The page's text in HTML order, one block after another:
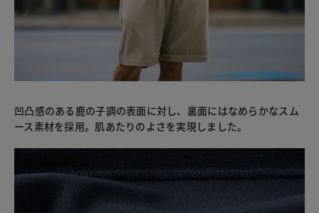
凹凸感のある鹿の子調の表面に対し、裏面にはなめらかなスム
ース素材を採用。肌あたりのよさを実現しました。